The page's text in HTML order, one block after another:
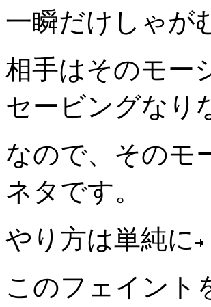
一瞬だけしゃが
相手はそのモー
セービングなり
なので、そのモ
ネタです。
やり方は単純に
このフェイント